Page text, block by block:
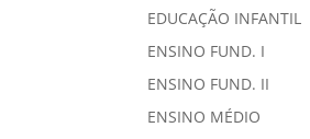
EDUCAÇÃO INFANTIL
ENSINO FUND. I
ENSINO FUND. II
ENSINO MÉDIO